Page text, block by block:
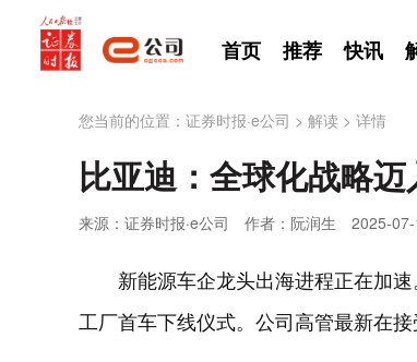
首页 推荐 快讯
您当前的位置： 证券时报·e公司 > 解读 > 详情
比亚迪：全球化战略
来源：证券时报·e公司 作者：阮润生 2025-
新能源车企龙头出海进程正在加
工厂首车下线仪式。公司高管最新在